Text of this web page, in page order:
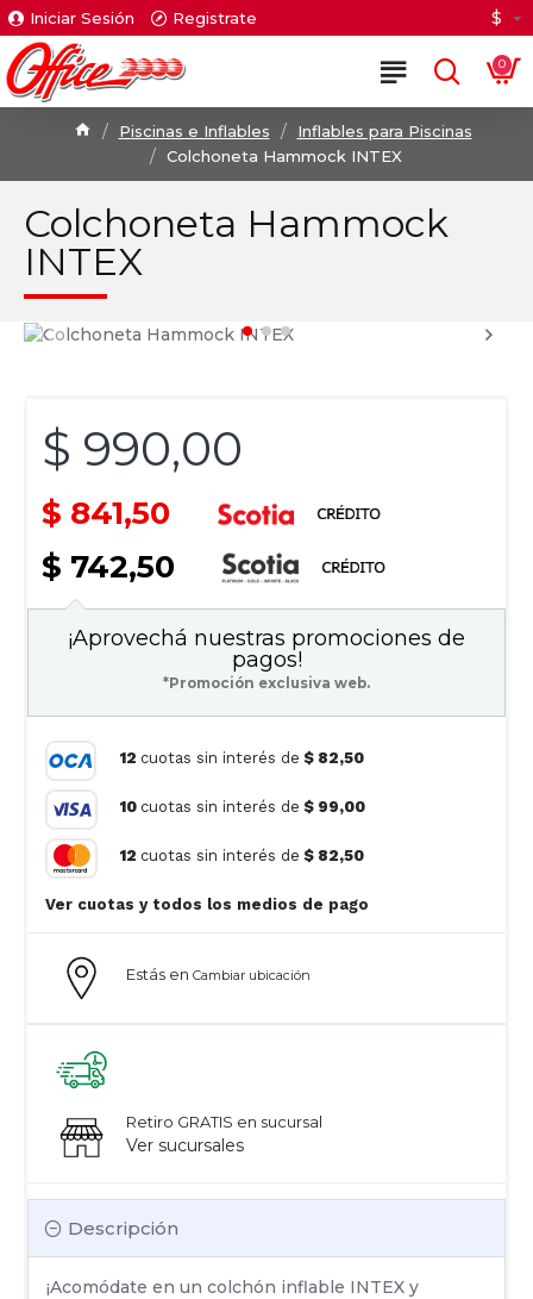
Iniciar Sesión Registrate $
0
Piscinas e Inflables
Inflables para Piscinas
Colchoneta Hammock INTEX
Colchoneta Hammock
INTEX
$ 990,00
$ 841,50
$ 742,50
Descripción
¡Acomódate en un colchón inflable INTEX y
Estás en Cambiar ubicación
Retiro GRATIS en sucursal
Ver sucursales
¡Aprovechá nuestras promociones de
pagos!
*Promoción exclusiva web.
12 cuotas sin interés de $ 82,50
10 cuotas sin interés de $ 99,00
12 cuotas sin interés de $ 82,50
Ver cuotas y todos los medios de pago